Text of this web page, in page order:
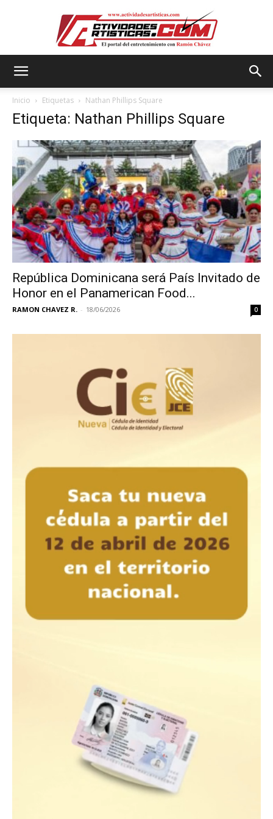
Inicio Etiquetas Nathan Phillips Square
Etiqueta: Nathan Phillips Square
República Dominicana será País Invitado de
Honor en el Panamerican Food...
RAMON CHAVEZ R. - 18/06/2026 0